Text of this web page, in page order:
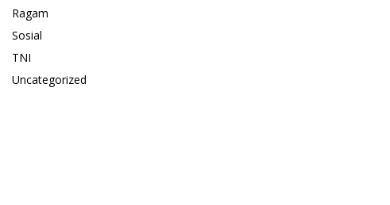
Ragam
Sosial
TNI
Uncategorized